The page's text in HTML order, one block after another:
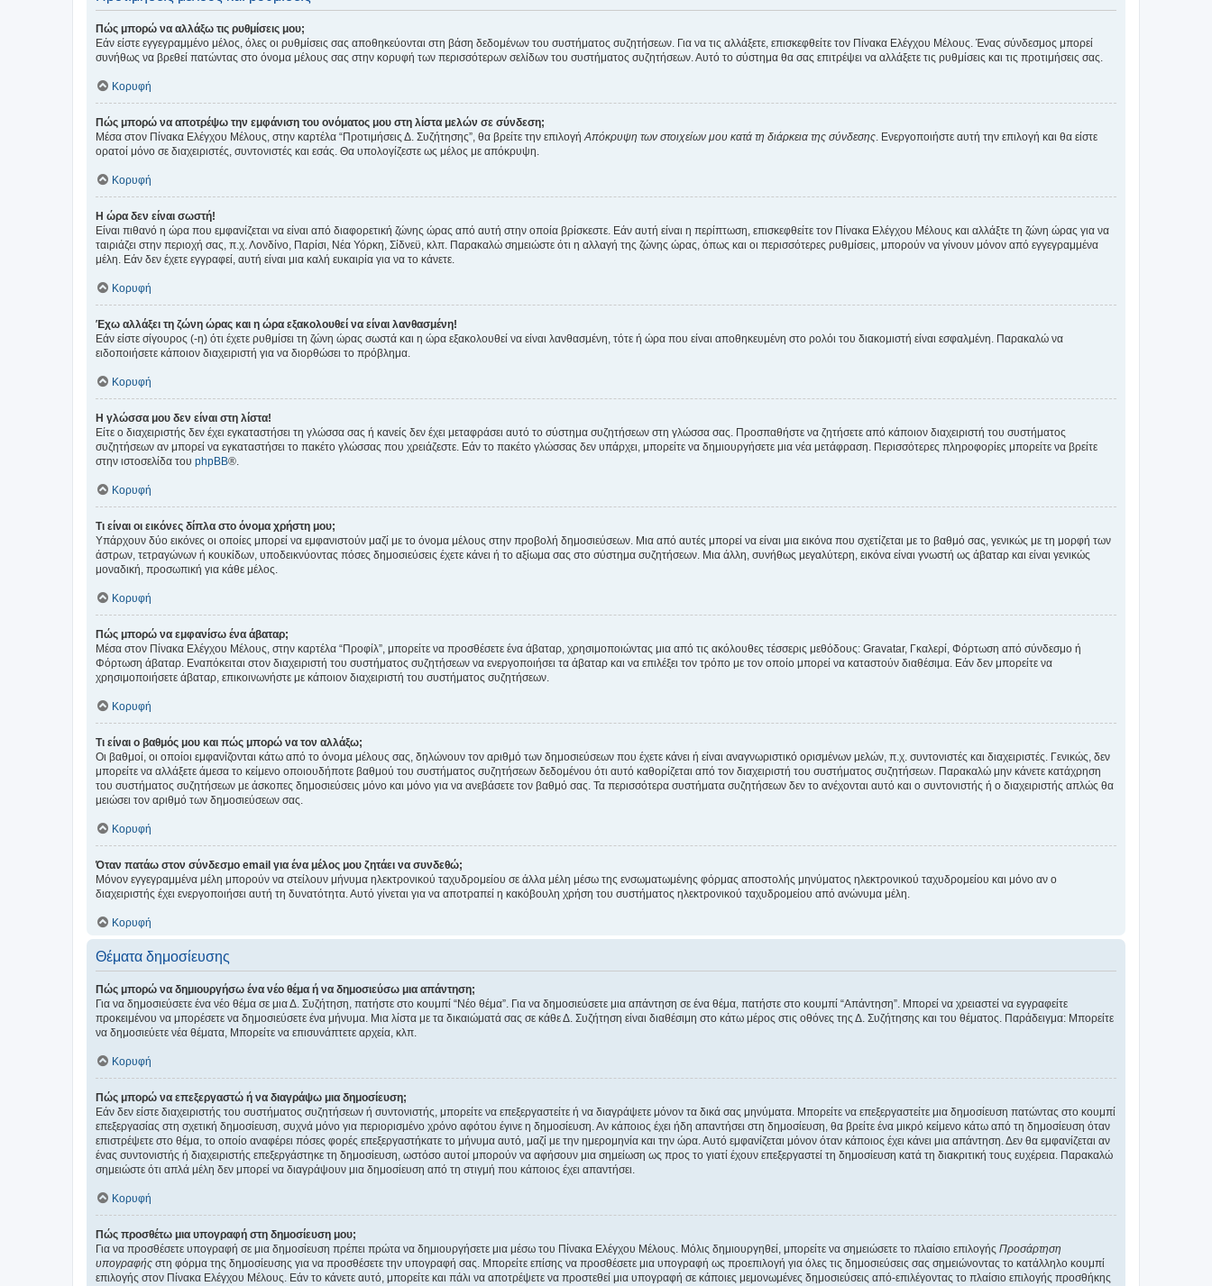
Πώς μπορώ να αλλάξω τις ρυθμίσεις μου;
Εάν είστε εγγεγραμμένο μέλος, όλες οι ρυθμίσεις σας αποθηκεύονται στη βάση δεδομένων του συστήματος συζητήσεων. Για να τις αλλάξετε, επισκεφθείτε τον Πίνακα Ελέγχου Μέλους. Ένας σύνδεσμος μπορεί
συνήθως να βρεθεί πατώντας στο όνομα μέλους σας στην κορυφή των περισσότερων σελίδων του συστήματος συζητήσεων. Αυτό το σύστημα θα σας επιτρέψει να αλλάξετε τις ρυθμίσεις και τις προτιμήσεις σας.
Κορυφή
Πώς μπορώ να αποτρέψω την εμφάνιση του ονόματος μου στη λίστα μελών σε σύνδεση;
Μέσα στον Πίνακα Ελέγχου Μέλους, στην καρτέλα “Προτιμήσεις Δ. Συζήτησης”, θα βρείτε την επιλογήΑπόκρυψη των στοιχείων μου κατά τη διάρκεια της σύνδεσης. Ενεργοποιήστε αυτή την επιλογή και θα είστε
ορατοί μόνο σε διαχειριστές, συντονιστές και εσάς. Θα υπολογίζεστε ως μέλος με απόκρυψη.
Κορυφή
Η ώρα δεν είναι σωστή!
Είναι πιθανό η ώρα που εμφανίζεται να είναι από διαφορετική ζώνης ώρας από αυτή στην οποία βρίσκεστε. Εάν αυτή είναι η περίπτωση, επισκεφθείτε τον Πίνακα Ελέγχου Μέλους και αλλάξτε τη ζώνη ώρας για να
ταιριάζει στην περιοχή σας, π.χ. Λονδίνο, Παρίσι, Νέα Υόρκη, Σίδνεϋ, κλπ. Παρακαλώ σημειώστε ότι η αλλαγή της ζώνης ώρας, όπως και οι περισσότερες ρυθμίσεις, μπορούν να γίνουν μόνον από εγγεγραμμένα
μέλη. Εάν δεν έχετε εγγραφεί, αυτή είναι μια καλή ευκαιρία για να το κάνετε.
Κορυφή
Έχω αλλάξει τη ζώνη ώρας και η ώρα εξακολουθεί να είναι λανθασμένη!
Εάν είστε σίγουρος (-η) ότι έχετε ρυθμίσει τη ζώνη ώρας σωστά και η ώρα εξακολουθεί να είναι λανθασμένη, τότε ή ώρα που είναι αποθηκευμένη στο ρολόι του διακομιστή είναι εσφαλμένη. Παρακαλώ να
ειδοποιήσετε κάποιον διαχειριστή για να διορθώσει το πρόβλημα.
Κορυφή
Η γλώσσα μου δεν είναι στη λίστα!
Είτε ο διαχειριστής δεν έχει εγκαταστήσει τη γλώσσα σας ή κανείς δεν έχει μεταφράσει αυτό το σύστημα συζητήσεων στη γλώσσα σας. Προσπαθήστε να ζητήσετε από κάποιον διαχειριστή του συστήματος
συζητήσεων αν μπορεί να εγκαταστήσει το πακέτο γλώσσας που χρειάζεστε. Εάν το πακέτο γλώσσας δεν υπάρχει, μπορείτε να δημιουργήσετε μια νέα μετάφραση. Περισσότερες πληροφορίες μπορείτε να βρείτε
στην ιστοσελίδα του phpBB®.
Κορυφή
Τι είναι οι εικόνες δίπλα στο όνομα χρήστη μου;
Υπάρχουν δύο εικόνες οι οποίες μπορεί να εμφανιστούν μαζί με το όνομα μέλους στην προβολή δημοσιεύσεων. Μια από αυτές μπορεί να είναι μια εικόνα που σχετίζεται με το βαθμό σας, γενικώς με τη μορφή των
άστρων, τετραγώνων ή κουκίδων, υποδεικνύοντας πόσες δημοσιεύσεις έχετε κάνει ή το αξίωμα σας στο σύστημα συζητήσεων. Μια άλλη, συνήθως μεγαλύτερη, εικόνα είναι γνωστή ως άβαταρ και είναι γενικώς
μοναδική, προσωπική για κάθε μέλος.
Κορυφή
Πώς μπορώ να εμφανίσω ένα άβαταρ;
Μέσα στον Πίνακα Ελέγχου Μέλους, στην καρτέλα “Προφίλ”, μπορείτε να προσθέσετε ένα άβαταρ, χρησιμοποιώντας μια από τις ακόλουθες τέσσερις μεθόδους: Gravatar, Γκαλερί, Φόρτωση από σύνδεσμο ή
Φόρτωση άβαταρ. Εναπόκειται στον διαχειριστή του συστήματος συζητήσεων να ενεργοποιήσει τα άβαταρ και να επιλέξει τον τρόπο με τον οποίο μπορεί να καταστούν διαθέσιμα. Εάν δεν μπορείτε να
χρησιμοποιήσετε άβαταρ, επικοινωνήστε με κάποιον διαχειριστή του συστήματος συζητήσεων.
Κορυφή
Τι είναι ο βαθμός μου και πώς μπορώ να τον αλλάξω;
Οι βαθμοί, οι οποίοι εμφανίζονται κάτω από το όνομα μέλους σας, δηλώνουν τον αριθμό των δημοσιεύσεων που έχετε κάνει ή είναι αναγνωριστικό ορισμένων μελών, π.χ. συντονιστές και διαχειριστές. Γενικώς, δεν
μπορείτε να αλλάξετε άμεσα το κείμενο οποιουδήποτε βαθμού του συστήματος συζητήσεων δεδομένου ότι αυτό καθορίζεται από τον διαχειριστή του συστήματος συζητήσεων. Παρακαλώ μην κάνετε κατάχρηση
του συστήματος συζητήσεων με άσκοπες δημοσιεύσεις μόνο και μόνο για να ανεβάσετε τον βαθμό σας. Τα περισσότερα συστήματα συζητήσεων δεν το ανέχονται αυτό και ο συντονιστής ή ο διαχειριστής απλώς θα
μειώσει τον αριθμό των δημοσιεύσεων σας.
Κορυφή
Όταν πατάω στον σύνδεσμο email για ένα μέλος μου ζητάει να συνδεθώ;
Μόνον εγγεγραμμένα μέλη μπορούν να στείλουν μήνυμα ηλεκτρονικού ταχυδρομείου σε άλλα μέλη μέσω της ενσωματωμένης φόρμας αποστολής μηνύματος ηλεκτρονικού ταχυδρομείου και μόνο αν ο
διαχειριστής έχει ενεργοποιήσει αυτή τη δυνατότητα. Αυτό γίνεται για να αποτραπεί η κακόβουλη χρήση του συστήματος ηλεκτρονικού ταχυδρομείου από ανώνυμα μέλη.
Κορυφή
Θέματα δημοσίευσης
Πώς μπορώ να δημιουργήσω ένα νέο θέμα ή να δημοσιεύσω μια απάντηση;
Για να δημοσιεύσετε ένα νέο θέμα σε μια Δ. Συζήτηση, πατήστε στο κουμπί “Νέο θέμα”. Για να δημοσιεύσετε μια απάντηση σε ένα θέμα, πατήστε στο κουμπί “Απάντηση”. Μπορεί να χρειαστεί να εγγραφείτε
προκειμένου να μπορέσετε να δημοσιεύσετε ένα μήνυμα. Μια λίστα με τα δικαιώματά σας σε κάθε Δ. Συζήτηση είναι διαθέσιμη στο κάτω μέρος στις οθόνες της Δ. Συζήτησης και του θέματος. Παράδειγμα: Μπορείτε
να δημοσιεύετε νέα θέματα, Μπορείτε να επισυνάπτετε αρχεία, κλπ.
Κορυφή
Πώς μπορώ να επεξεργαστώ ή να διαγράψω μια δημοσίευση;
Εάν δεν είστε διαχειριστής του συστήματος συζητήσεων ή συντονιστής, μπορείτε να επεξεργαστείτε ή να διαγράψετε μόνον τα δικά σας μηνύματα. Μπορείτε να επεξεργαστείτε μια δημοσίευση πατώντας στο κουμπί
επεξεργασίας στη σχετική δημοσίευση, συχνά μόνο για περιορισμένο χρόνο αφότου έγινε η δημοσίευση. Αν κάποιος έχει ήδη απαντήσει στη δημοσίευση, θα βρείτε ένα μικρό κείμενο κάτω από τη δημοσίευση όταν
επιστρέψετε στο θέμα, το οποίο αναφέρει πόσες φορές επεξεργαστήκατε το μήνυμα αυτό, μαζί με την ημερομηνία και την ώρα. Αυτό εμφανίζεται μόνον όταν κάποιος έχει κάνει μια απάντηση. Δεν θα εμφανίζεται αν
ένας συντονιστής ή διαχειριστής επεξεργάστηκε τη δημοσίευση, ωστόσο αυτοί μπορούν να αφήσουν μια σημείωση ως προς το γιατί έχουν επεξεργαστεί τη δημοσίευση κατά τη διακριτική τους ευχέρεια. Παρακαλώ
σημειώστε ότι απλά μέλη δεν μπορεί να διαγράψουν μια δημοσίευση από τη στιγμή που κάποιος έχει απαντήσει.
Κορυφή
Πώς προσθέτω μια υπογραφή στη δημοσίευση μου;
Για να προσθέσετε υπογραφή σε μια δημοσίευση πρέπει πρώτα να δημιουργήσετε μια μέσω του Πίνακα Ελέγχου Μέλους. Μόλις δημιουργηθεί, μπορείτε να σημειώσετε το πλαίσιο επιλογής Προσάρτηση
υπογραφής στη φόρμα της δημοσίευσης για να προσθέσετε την υπογραφή σας. Μπορείτε επίσης να προσθέσετε μια υπογραφή ως προεπιλογή για όλες τις δημοσιεύσεις σας σημειώνοντας το κατάλληλο κουμπί
επιλογής στον Πίνακα Ελέγχου Μέλους. Εάν το κάνετε αυτό, μπορείτε και πάλι να αποτρέψετε να προστεθεί μια υπογραφή σε κάποιες μεμονωμένες δημοσιεύσεις από-επιλέγοντας το πλαίσιο επιλογής προσθήκης